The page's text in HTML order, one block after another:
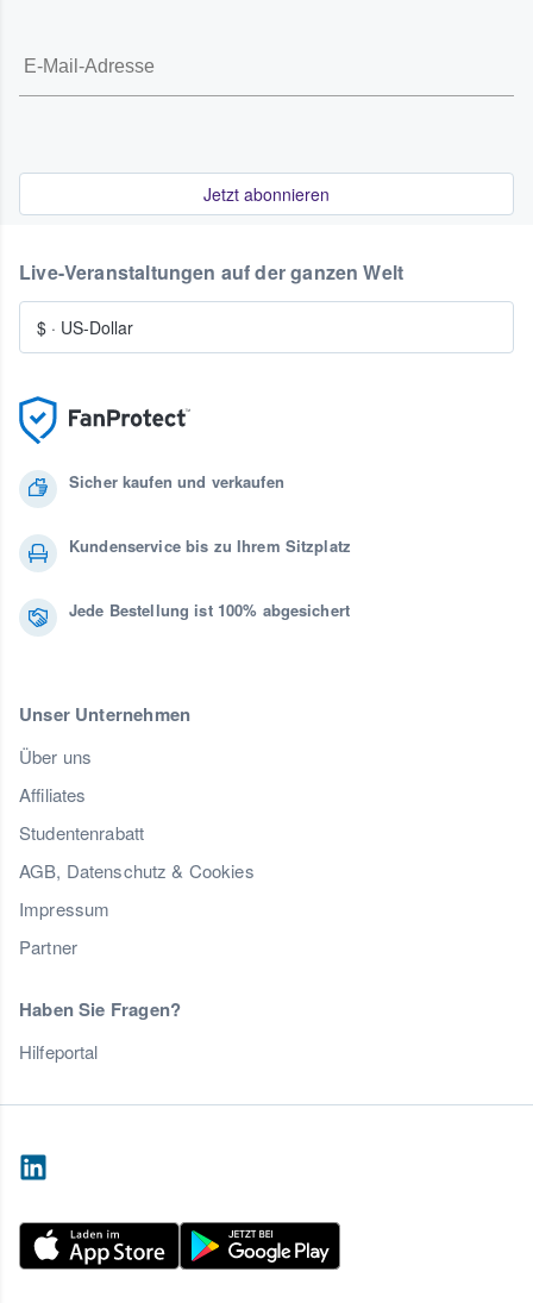
Jetzt abonnieren
Sicher kaufen und verkaufen
Kundenservice bis zu Ihrem Sitzplatz
Jede Bestellung ist 100% abgesichert
Unser Unternehmen
Über uns
Affiliates
Studentenrabatt
AGB, Datenschutz & Cookies
Impressum
Partner
Haben Sie Fragen?
Hilfeportal
Live-Veranstaltungen auf der ganzen Welt
$ · US-Dollar